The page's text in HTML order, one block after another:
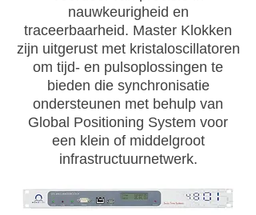
nauwkeurigheid en
traceerbaarheid. Master Klokken
zijn uitgerust met kristaloscillatoren
om tijd- en pulsoplossingen te
bieden die synchronisatie
ondersteunen met behulp van
Global Positioning System voor
een klein of middelgroot
infrastructuurnetwerk.